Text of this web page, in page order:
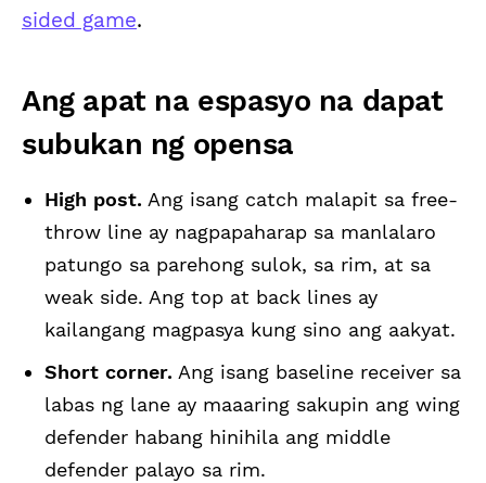
sided game.
Ang apat na espasyo na dapat
subukan ng opensa
High post. Ang isang catch malapit sa free-
throw line ay nagpapaharap sa manlalaro
patungo sa parehong sulok, sa rim, at sa
weak side. Ang top at back lines ay
kailangang magpasya kung sino ang aakyat.
Short corner. Ang isang baseline receiver sa
labas ng lane ay maaaring sakupin ang wing
defender habang hinihila ang middle
defender palayo sa rim.